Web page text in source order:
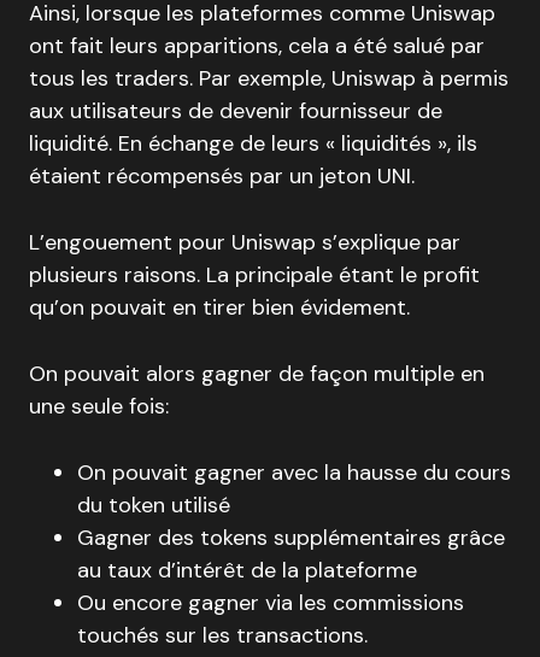
Ainsi, lorsque les plateformes comme Uniswap
ont fait leurs apparitions, cela a été salué par
tous les traders. Par exemple, Uniswap à permis
aux utilisateurs de devenir fournisseur de
liquidité. En échange de leurs « liquidités », ils
étaient récompensés par un jeton UNI.
L’engouement pour Uniswap s’explique par
plusieurs raisons. La principale étant le profit
qu’on pouvait en tirer bien évidement.
On pouvait alors gagner de façon multiple en
une seule fois:
On pouvait gagner avec la hausse du cours
du token utilisé
Gagner des tokens supplémentaires grâce
au taux d’intérêt de la plateforme
Ou encore gagner via les commissions
touchés sur les transactions.